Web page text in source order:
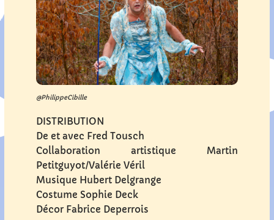
@PhilippeCibille
DISTRIBUTION
De et avec Fred Tousch
Collaboration artistique Martin
Petitguyot/Valérie Véril
Musique Hubert Delgrange
Costume Sophie Deck
Décor Fabrice Deperrois